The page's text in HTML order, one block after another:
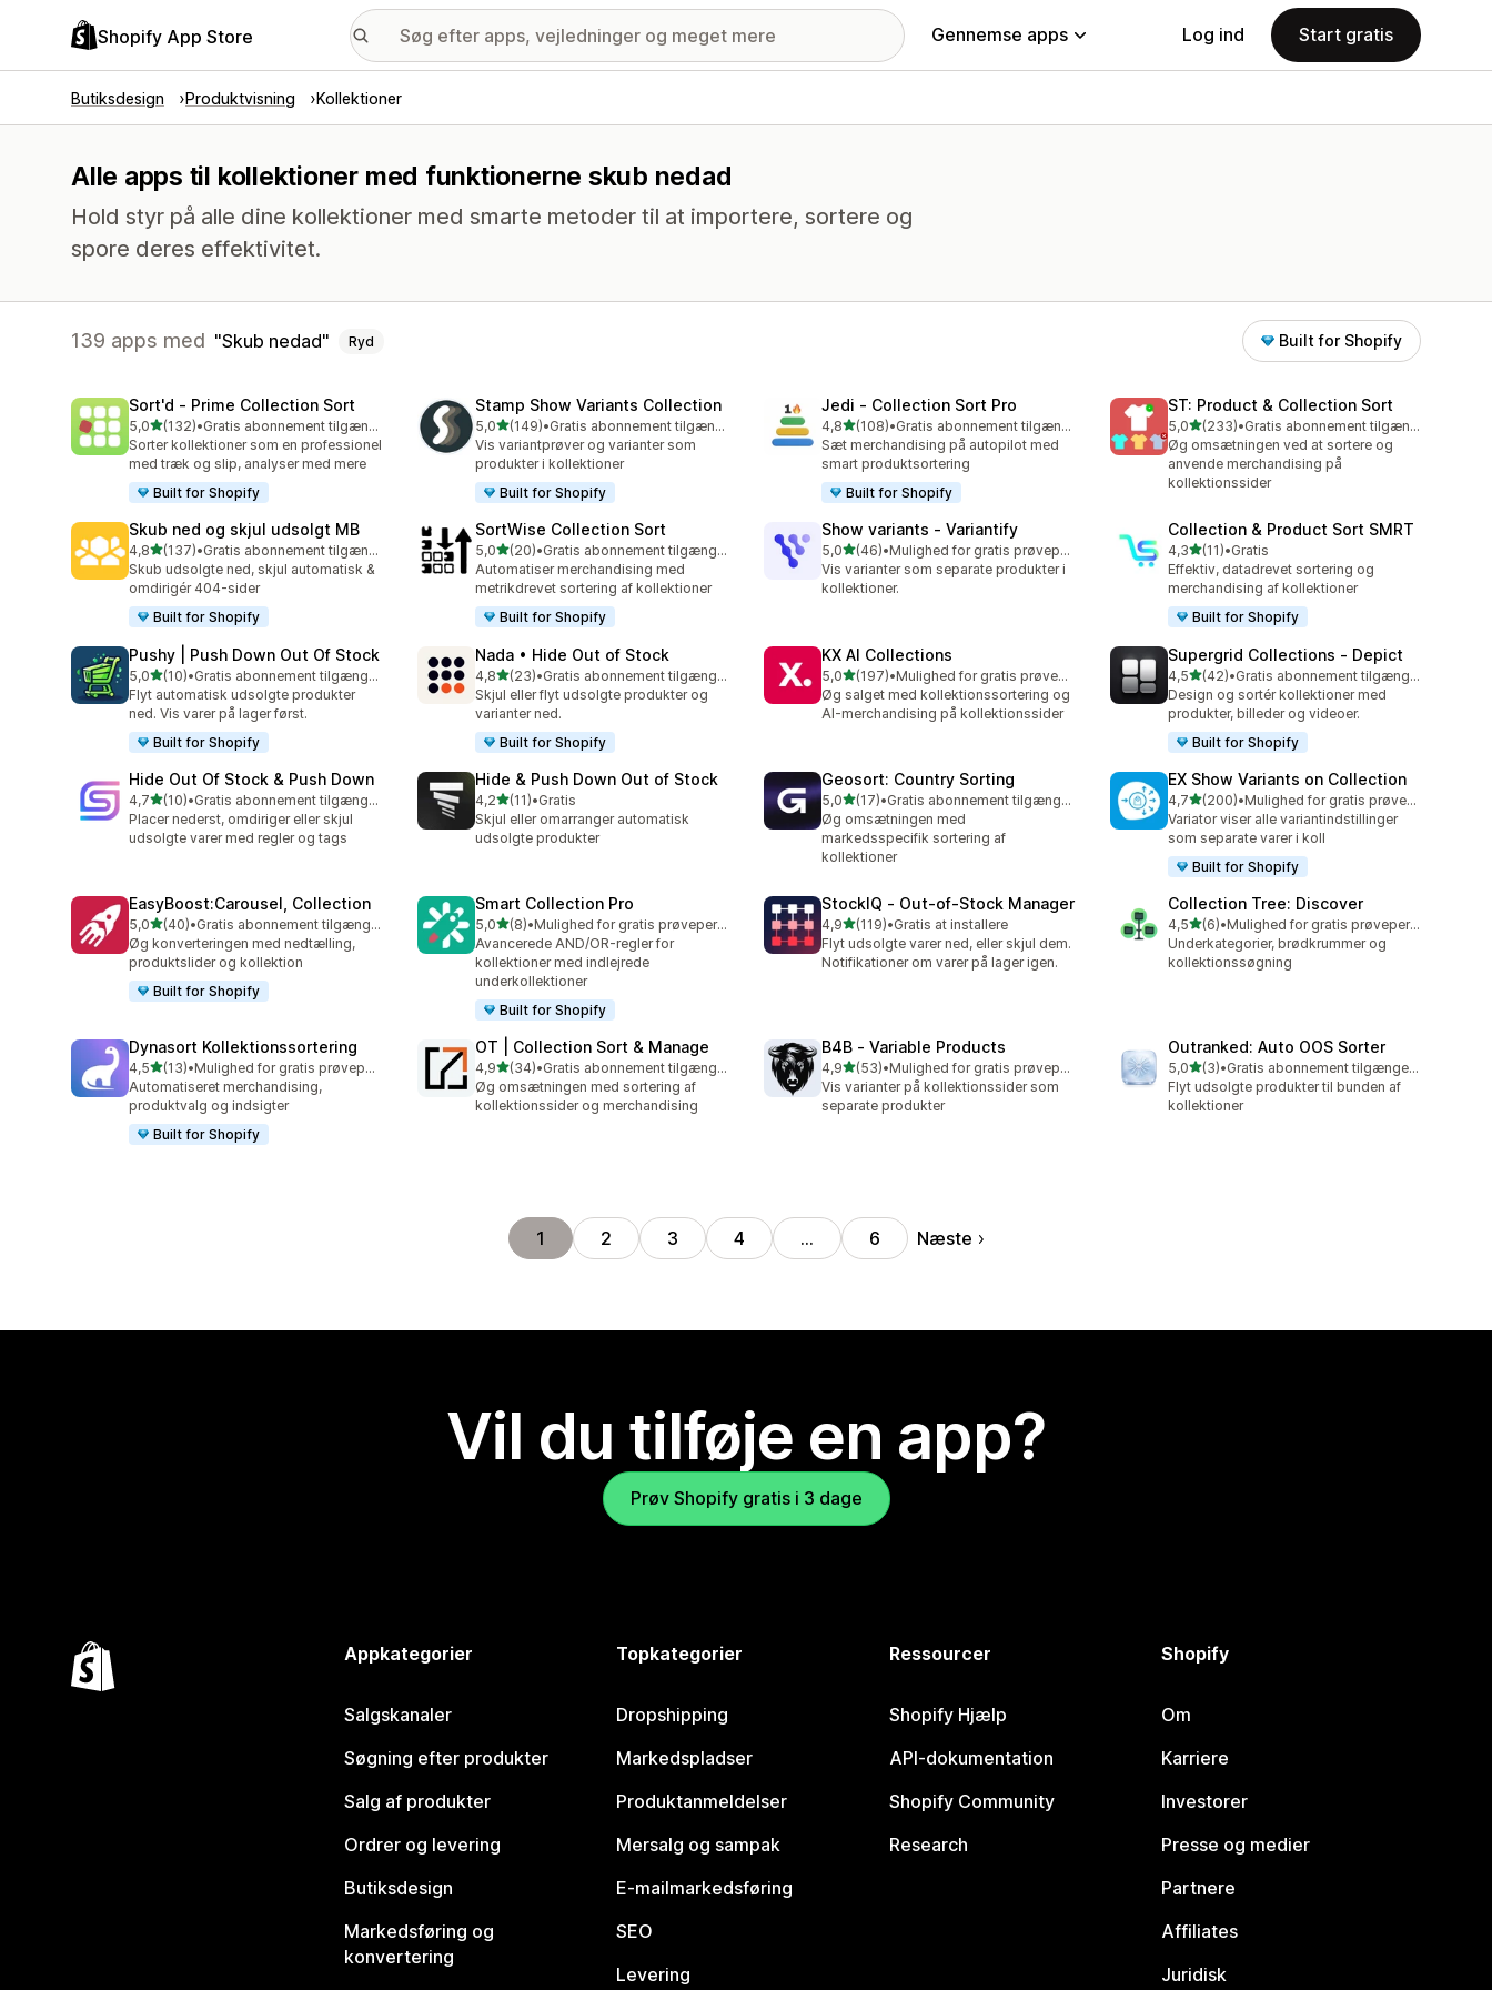
Shopify App Store Gennemse apps Log ind Start gratis
Butiksdesign Produktvisning Kollektioner
Alle apps til kollektioner med funktionerne skub nedad
Hold styr på alle dine kollektioner med smarte metoder til at importere, sortere og
spore deres effektivitet.
139 apps med Skub nedad Ryd Built for Shopify
Sort'd ‑ Prime Collection Sort
5,0ud af 5 stjerner
(132)
132 anmeldelser i alt
•
Gratis abonnement tilgængeligt
Sorter kollektioner som en professionel
med træk og slip, analyser med mere
Built for Shopify
Stamp Show Variants Collection
5,0ud af 5 stjerner
(149)
149 anmeldelser i alt
•
Gratis abonnement tilgængeligt
Vis variantprøver og varianter som
produkter i kollektioner
Built for Shopify
Jedi ‑ Collection Sort Pro
4,8ud af 5 stjerner
(108)
108 anmeldelser i alt
•
Gratis abonnement tilgængeligt
Sæt merchandising på autopilot med
smart produktsortering
Built for Shopify
ST: Product & Collection Sort
5,0ud af 5 stjerner
(233)
233 anmeldelser i alt
•
Gratis abonnement tilgængeligt
Øg omsætningen ved at sortere og
anvende merchandising på
kollektionssider
Skub ned og skjul udsolgt MB
4,8ud af 5 stjerner
(137)
137 anmeldelser i alt
•
Gratis abonnement tilgængeligt
Skub udsolgte ned, skjul automatisk &
omdirigér 404-sider
Built for Shopify
SortWise Collection Sort
5,0ud af 5 stjerner
(20)
20 anmeldelser i alt
•
Gratis abonnement tilgængeligt
Automatiser merchandising med
metrikdrevet sortering af kollektioner
Built for Shopify
Show variants ‑ Variantify
5,0ud af 5 stjerner
(46)
46 anmeldelser i alt
•
Mulighed for gratis prøveperiode
Vis varianter som separate produkter i
kollektioner.
Collection & Product Sort SMRT
4,3ud af 5 stjerner
(11)
11 anmeldelser i alt
•Gratis
Effektiv, datadrevet sortering og
merchandising af kollektioner
Built for Shopify
Pushy | Push Down Out Of Stock
5,0ud af 5 stjerner
(10)
10 anmeldelser i alt
•
Gratis abonnement tilgængeligt
Flyt automatisk udsolgte produkter
ned. Vis varer på lager først.
Built for Shopify
Nada • Hide Out of Stock
4,8ud af 5 stjerner
(23)
23 anmeldelser i alt
•
Gratis abonnement tilgængeligt
Skjul eller flyt udsolgte produkter og
varianter ned.
Built for Shopify
KX AI Collections
5,0ud af 5 stjerner
(197)
197 anmeldelser i alt
•
Mulighed for gratis prøveperiode
Øg salget med kollektionssortering og
AI-merchandising på kollektionssider
Supergrid Collections ‑ Depict
4,5ud af 5 stjerner
(42)
42 anmeldelser i alt
•
Gratis abonnement tilgængeligt
Design og sortér kollektioner med
produkter, billeder og videoer.
Built for Shopify
Hide Out Of Stock & Push Down
4,7ud af 5 stjerner
(10)
10 anmeldelser i alt
•
Gratis abonnement tilgængeligt
Placer nederst, omdiriger eller skjul
udsolgte varer med regler og tags
Hide & Push Down Out of Stock
4,2ud af 5 stjerner
(11)
11 anmeldelser i alt
•Gratis
Skjul eller omarranger automatisk
udsolgte produkter
Geosort: Country Sorting
5,0ud af 5 stjerner
(17)
17 anmeldelser i alt
•
Gratis abonnement tilgængeligt
Øg omsætningen med
markedsspecifik sortering af
kollektioner
EX Show Variants on Collection
4,7ud af 5 stjerner
(200)
200 anmeldelser i alt
•
Mulighed for gratis prøveperiode
Variator viser alle variantindstillinger
som separate varer i koll
Built for Shopify
EasyBoost:Carousel, Collection
5,0ud af 5 stjerner
(40)
40 anmeldelser i alt
•
Gratis abonnement tilgængeligt
Øg konverteringen med nedtælling,
produktslider og kollektion
Built for Shopify
Smart Collection Pro
5,0ud af 5 stjerner
(8)
8 anmeldelser i alt
•
Mulighed for gratis prøveperiode
Avancerede AND/OR-regler for
kollektioner med indlejrede
underkollektioner
Built for Shopify
StockIQ ‑ Out‑of‑Stock Manager
4,9ud af 5 stjerner
(119)
119 anmeldelser i alt
•Gratis at installere
Flyt udsolgte varer ned, eller skjul dem.
Notifikationer om varer på lager igen.
Collection Tree: Discover
4,5ud af 5 stjerner
(6)
6 anmeldelser i alt
•
Mulighed for gratis prøveperiode
Underkategorier, brødkrummer og
kollektionssøgning
Dynasort Kollektionssortering
4,5ud af 5 stjerner
(13)
13 anmeldelser i alt
•
Mulighed for gratis prøveperiode
Automatiseret merchandising,
produktvalg og indsigter
Built for Shopify
OT | Collection Sort & Manage
4,9ud af 5 stjerner
(34)
34 anmeldelser i alt
•
Gratis abonnement tilgængeligt
Øg omsætningen med sortering af
kollektionssider og merchandising
B4B ‑ Variable Products
4,9ud af 5 stjerner
(53)
53 anmeldelser i alt
•
Mulighed for gratis prøveperiode
Vis varianter på kollektionssider som
separate produkter
Outranked: Auto OOS Sorter
5,0ud af 5 stjerner
(3)
3 anmeldelser i alt
•
Gratis abonnement tilgængeligt
Flyt udsolgte produkter til bunden af
kollektioner
1 2 3 4 … 6 Næste
Vil du tilføje en app?
Prøv Shopify gratis i 3 dage
Appkategorier
Salgskanaler
Søgning efter produkter
Salg af produkter
Ordrer og levering
Butiksdesign
Markedsføring og
konvertering
Topkategorier
Dropshipping
Markedspladser
Produktanmeldelser
Mersalg og sampak
E-mailmarkedsføring
SEO
Levering
Ressourcer
Shopify Hjælp
API-dokumentation
Shopify Community
Research
Shopify
Om
Karriere
Investorer
Presse og medier
Partnere
Affiliates
Juridisk